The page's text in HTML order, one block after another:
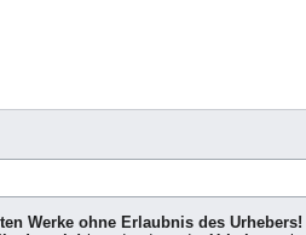
Werke ohne Erlaubnis des Urhebers!